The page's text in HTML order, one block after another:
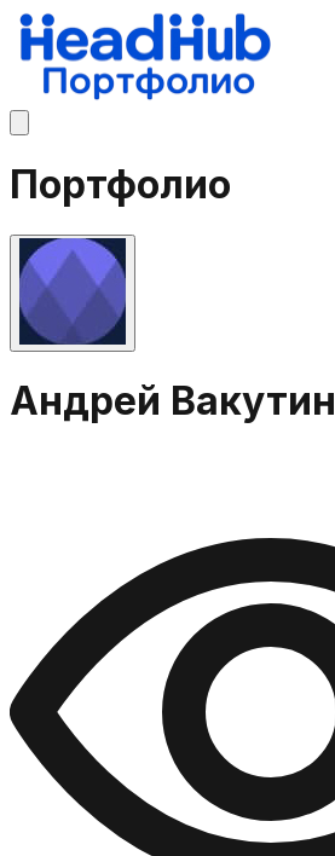
Портфолио
Андрей Вакутин